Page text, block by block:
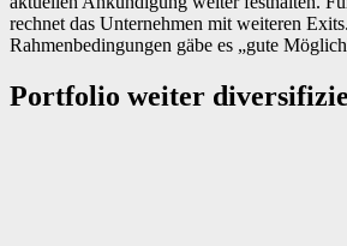
rechnet das Unternehmen mit weiteren
Rahmenbedingungen gäbe es „gute
Portfolio weiter